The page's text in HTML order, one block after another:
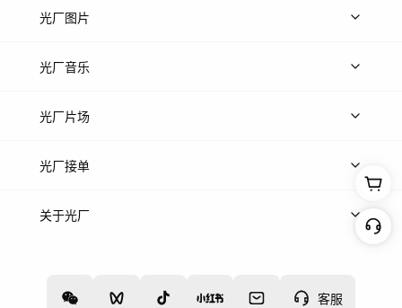
客服
上传视频
光厂图片
上传图片
光厂音乐
热门音乐
光厂片场
上传案例
光厂接单
上架服务
关于光厂